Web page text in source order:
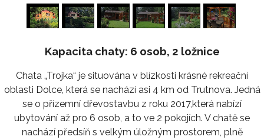
Kapacita chaty: 6 osob, 2 ložnice
Chata „Trojka“ je situována v blízkosti krásné rekreační
oblasti Dolce, která se nachází asi 4 km od Trutnova. Jedná
se o přízemní dřevostavbu z roku 2017,která nabízí
ubytování až pro 6 osob, a to ve 2 pokojích. V chatě se
nachází předsíň s velkým úložným prostorem, plně